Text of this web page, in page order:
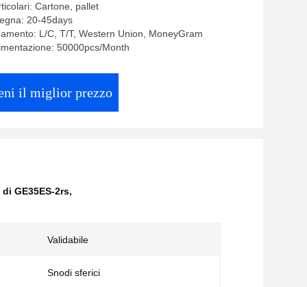
Cartone, pallet
20-45days
L/C, T/T, Western Union, MoneyGram
50000pcs/Month
il miglior prezzo
GE35ES-2rs,
Validabile
Snodi sferici